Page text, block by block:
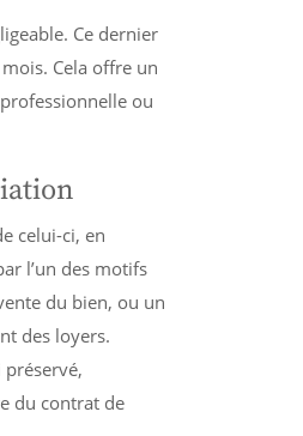
Ce dernier
Cela offre un
ou
celui-ci, en
l’un des motifs
du bien, ou un
des loyers.
du contrat de